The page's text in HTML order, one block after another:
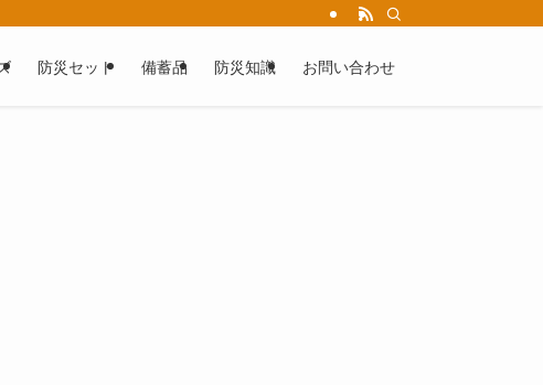
防災セット 備蓄品 防災知識 お問い合わせ